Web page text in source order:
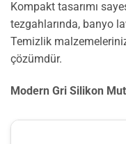
Kompakt tasarımı
tezgahlarında, banyo
Temizlik
çözümdür.
Modern Gri Silikon